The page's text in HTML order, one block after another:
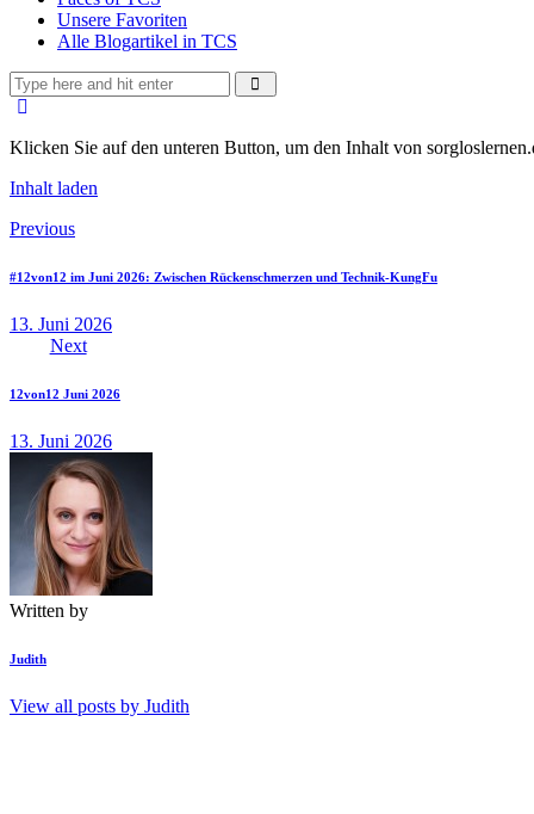
Unsere Favoriten
Alle Blogartikel in TCS
Klicken Sie auf den unteren Button, um den Inhalt von
Inhalt laden
Beitragsnavigation
Previous
#12von12 im Juni 2026: Zwischen Rückenschmerzen und Technik-KungFu
13. Juni 2026
Next
12von12 Juni 2026
13. Juni 2026
Written by
Judith
View all posts by Judith